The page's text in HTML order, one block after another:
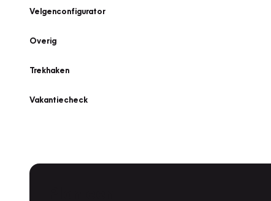
Velgenconfigurator
Overig
Trekhaken
Vakantiecheck